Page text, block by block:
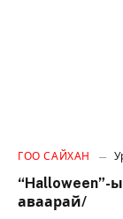
ГОО САЙХАН
“Halloween”-
аваарай/